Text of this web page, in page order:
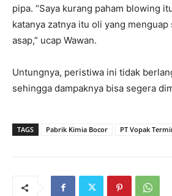
pipa. “Saya kurang paham blowing
katanya zatnya itu oli yang
asap,” ucap Wawan.
Untungnya, peristiwa ini tidak
sehingga dampaknya bisa segera
TAGS Pabrik Kimia Bocor PT Vopak